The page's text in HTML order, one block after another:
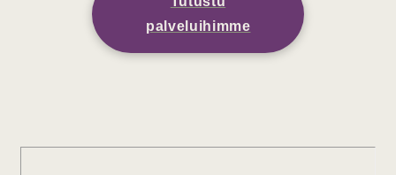
palveluihimme